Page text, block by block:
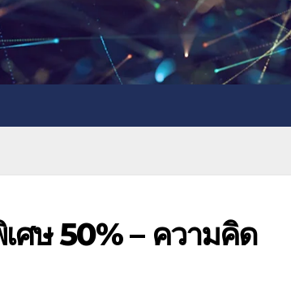
ษ 50% – ความคิด